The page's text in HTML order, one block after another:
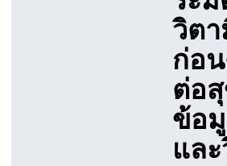
วิต
ก่อ
ต่อ
ข้อ
แล